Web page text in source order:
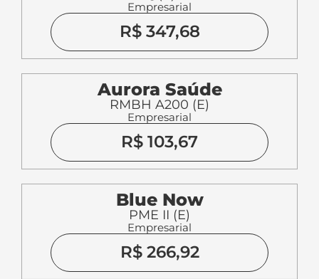
Empresarial
R$ 347,68
Aurora Saúde
RMBH A200 (E)
Empresarial
R$ 103,67
Blue Now
PME II (E)
Empresarial
R$ 266,92